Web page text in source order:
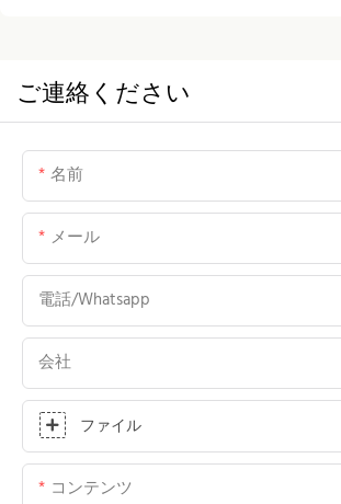
ご連絡ください
名前
メール
電話/whatsapp
会社
ファイル
コンテンツ